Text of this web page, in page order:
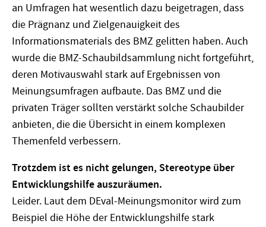
an Umfragen hat wesentlich dazu beigetragen, dass
die Prägnanz und Zielgenauigkeit des
Informationsmaterials des BMZ gelitten haben. Auch
wurde die BMZ-Schaubildsammlung nicht fortgeführt,
deren Motivauswahl stark auf Ergebnissen von
Meinungsumfragen aufbaute. Das BMZ und die
privaten Träger sollten verstärkt solche Schaubilder
anbieten, die die Übersicht in einem komplexen
Themenfeld verbessern.
Trotzdem ist es nicht gelungen, Stereotype über
Entwicklungshilfe auszuräumen.
Leider. Laut dem DEval-Meinungsmonitor wird zum
Beispiel die Höhe der Entwicklungshilfe stark